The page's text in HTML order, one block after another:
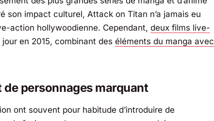
son impact culturel, Attack on Titan n’a jamais eu
action hollywoodienne. Cependant, deux films live-
en 2015, combinant des éléments du manga avec
de personnages marquant
ont souvent pour habitude d’introduire de